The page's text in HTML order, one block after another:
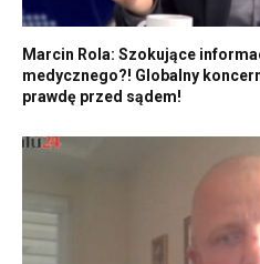
Marcin Rola: Szokujące
medycznego?! Globalny
prawdę przed sądem!